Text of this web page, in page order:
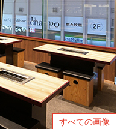
すべての画像